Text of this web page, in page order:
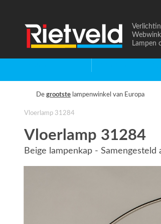
Naar
de
Lampen
De grootste lampenwinkel van Europa
Vloerlamp 31284
Vloerlamp 31284
Beige lampenkap - Samengesteld